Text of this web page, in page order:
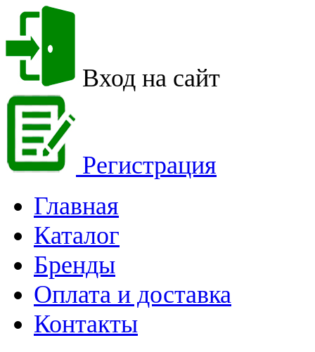
Вход на сайт
Регистрация
Главная
Каталог
Бренды
Оплата и доставка
Контакты